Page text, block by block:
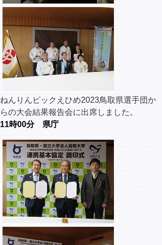
ねんりんピックえひめ2023鳥取県選手団か
らの大会結果報告会に出席しました。
11時00分 県庁